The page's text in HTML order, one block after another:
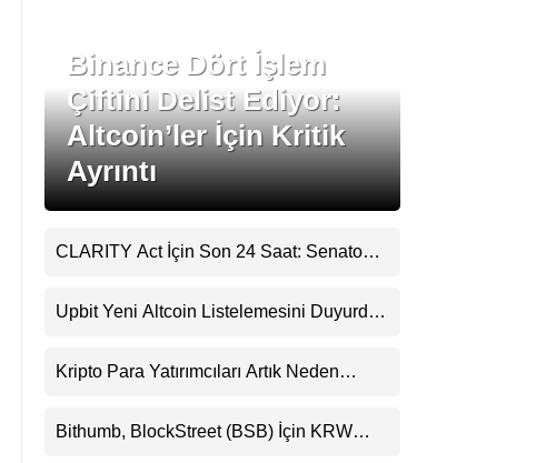
Binance Dört İşlem
Çiftini Delist Ediyor:
Altcoin’ler İçin Kritik
Ayrıntı
CLARITY Act İçin Son 24 Saat: Senato
Beklentisini Bozabilir
Upbit Yeni Altcoin Listelemesini Duyurdu:
Görecek
Kripto Para Yatırımcıları Artık Neden
Bithumb, BlockStreet (BSB) İçin KRW